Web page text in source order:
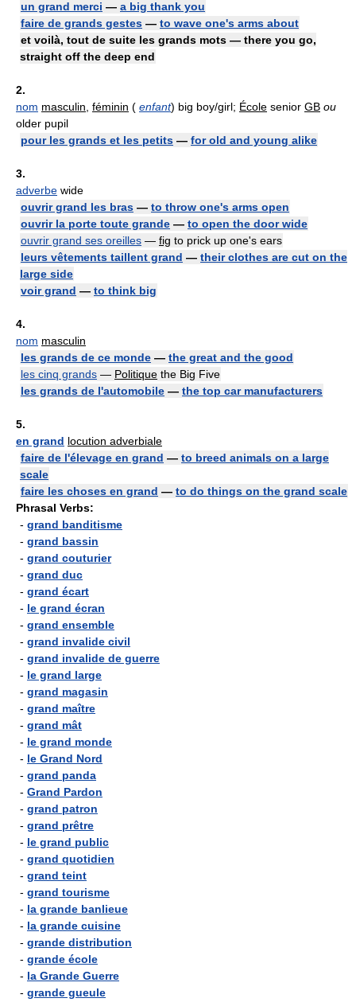
un grand merci — a big thank you
faire de grands gestes — to wave one's arms about
et voilà, tout de suite les grands mots — there you go,
straight off the deep end
2.
nom masculin féminin ( enfant) big boy/girl; École senior GB ou
older pupil
pour les grands et les petits — for old and young alike
3.
adverbe wide
ouvrir grand les bras — to throw one's arms open
ouvrir la porte toute grande — to open the door wide
ouvrir grand ses oreilles — fig to prick up one's ears
leurs vêtements taillent grand — their clothes are cut on the
large side
voir grand — to think big
4.
nom masculin
les grands de ce monde — the great and the good
les cinq grands — Politique the Big Five
les grands de l'automobile — the top car manufacturers
5.
en grand locution adverbiale
faire de l'élevage en grand — to breed animals on a large
scale
faire les choses en grand — to do things on the grand scale
Phrasal Verbs:
- grand banditisme
- grand bassin
- grand couturier
- grand duc
- grand écart
- le grand écran
- grand ensemble
- grand invalide civil
- grand invalide de guerre
- le grand large
- grand magasin
- grand maître
- grand mât
- le grand monde
- le Grand Nord
- grand panda
- Grand Pardon
- grand patron
- grand prêtre
- le grand public
- grand quotidien
- grand teint
- grand tourisme
- la grande banlieue
- la grande cuisine
- grande distribution
- grande école
- la Grande Guerre
- grande gueule